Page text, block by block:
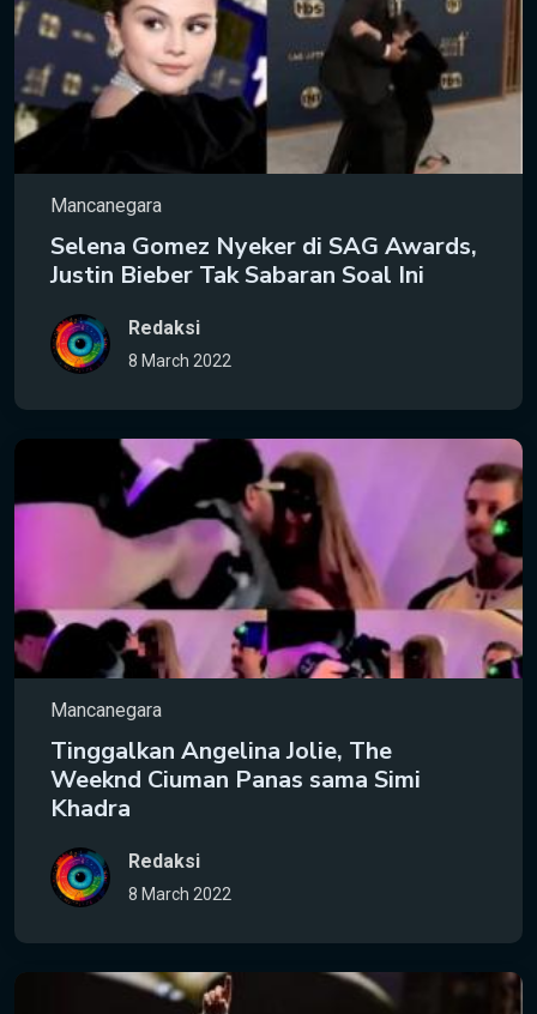
Mancanegara
Selena Gomez Nyeker di SAG Awards,
Justin Bieber Tak Sabaran Soal Ini
Redaksi
8 March 2022
Mancanegara
Tinggalkan Angelina Jolie, The
Weeknd Ciuman Panas sama Simi
Khadra
Redaksi
8 March 2022